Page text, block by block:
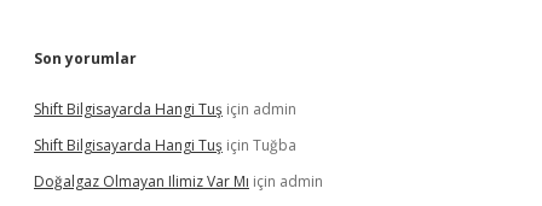
Son yorumlar
Shift Bilgisayarda Hangi Tuş için admin
Shift Bilgisayarda Hangi Tuş için Tuğba
Doğalgaz Olmayan Ilimiz Var Mı için admin